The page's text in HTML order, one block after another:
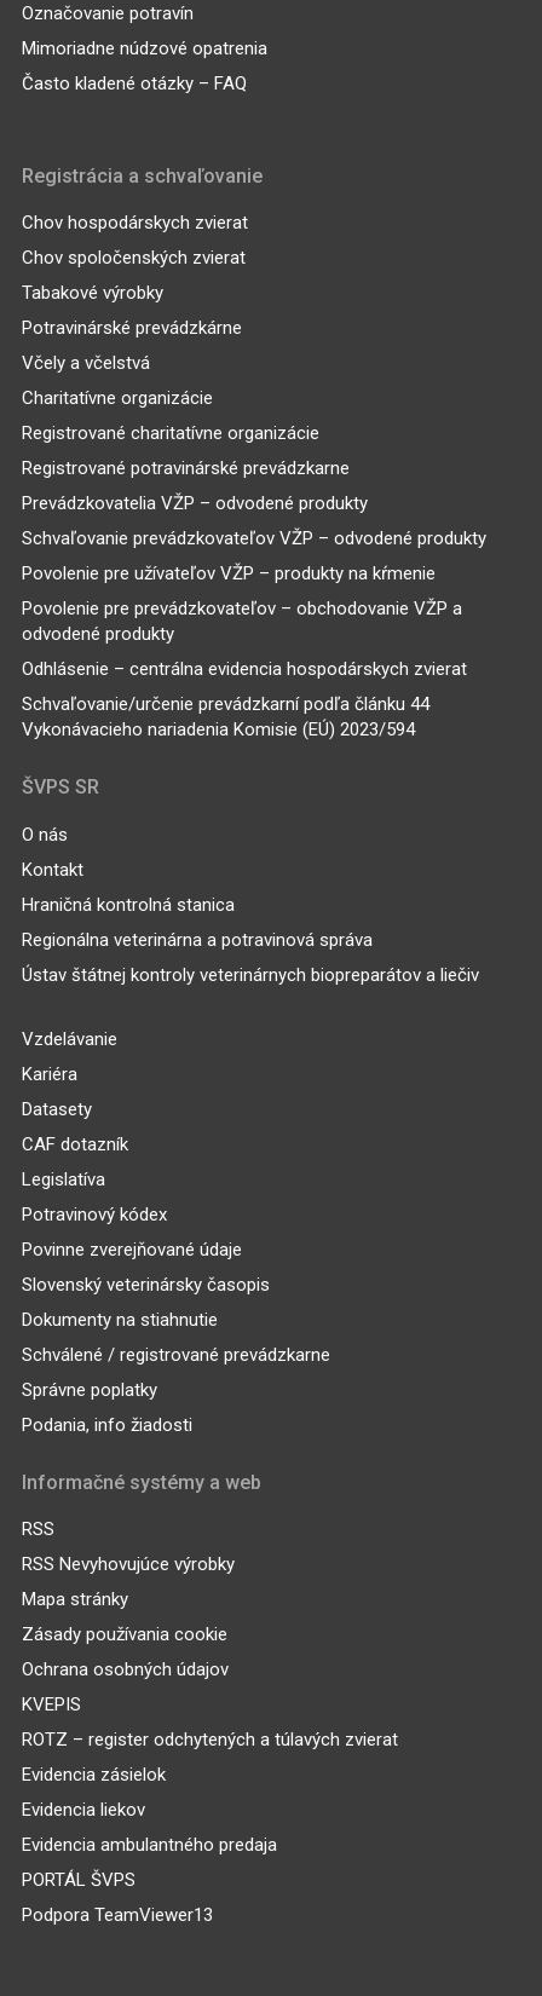
Označovanie potravín
Mimoriadne núdzové opatrenia
Často kladené otázky – FAQ
Registrácia a schvaľovanie
Chov hospodárskych zvierat
Chov spoločenských zvierat
Tabakové výrobky
Potravinárské prevádzkárne
Včely a včelstvá
Charitatívne organizácie
Registrované charitatívne organizácie
Registrované potravinárské prevádzkarne
Prevádzkovatelia VŽP – odvodené produkty
Schvaľovanie prevádzkovateľov VŽP – odvodené produkty
Povolenie pre užívateľov VŽP – produkty na kŕmenie
Povolenie pre prevádzkovateľov – obchodovanie VŽP a
odvodené produkty
Odhlásenie – centrálna evidencia hospodárskych zvierat
Schvaľovanie/určenie prevádzkarní podľa článku 44
Vykonávacieho nariadenia Komisie (EÚ) 2023/594
ŠVPS SR
O nás
Kontakt
Hraničná kontrolná stanica
Regionálna veterinárna a potravinová správa
Ústav štátnej kontroly veterinárnych biopreparátov a liečiv
Vzdelávanie
Kariéra
Datasety
CAF dotazník
Legislatíva
Potravinový kódex
Povinne zverejňované údaje
Slovenský veterinársky časopis
Dokumenty na stiahnutie
Schválené / registrované prevádzkarne
Správne poplatky
Podania, info žiadosti
Informačné systémy a web
RSS
RSS Nevyhovujúce výrobky
Mapa stránky
Zásady používania cookie
Ochrana osobných údajov
KVEPIS
ROTZ – register odchytených a túlavých zvierat
Evidencia zásielok
Evidencia liekov
Evidencia ambulantného predaja
PORTÁL ŠVPS
Podpora TeamViewer13